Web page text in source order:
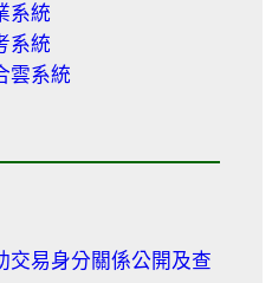
系統
系統
雲系統
交易身分關係公開及查